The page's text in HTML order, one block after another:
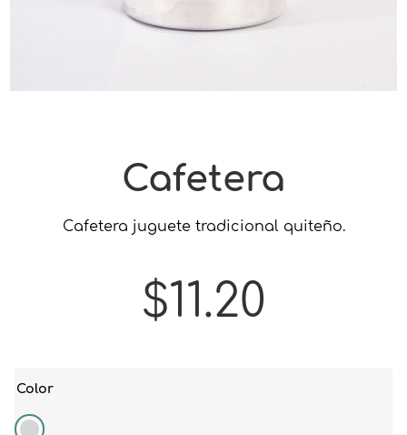
Cafetera
Cafetera juguete tradicional quiteño.
$11.20
Color